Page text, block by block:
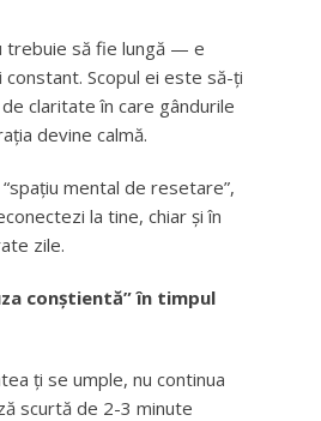
trebuie să fie lungă — e
Scopul ei este să-ți
claritate în care gândurile
devine calmă.
mental de resetare”,
la tine, chiar și în
zile.
conștientă” în timpul
ți se umple, nu continua
scurtă de 2-3 minute